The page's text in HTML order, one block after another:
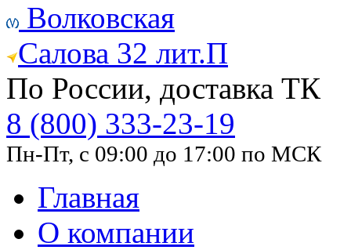
Волковская
Салова 32 лит.П
По России, доставка ТК
8 (800) 333-23-19
Пн-Пт, с 09:00 до 17:00 по МСК
Главная
О компании